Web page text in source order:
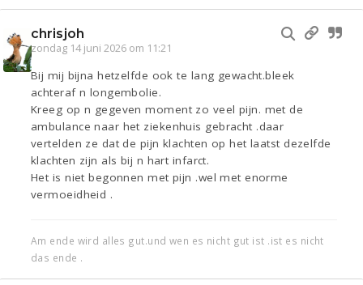
chrisjoh
zondag 14 juni 2026 om 11:21
Bij mij bijna hetzelfde ook te lang gewacht.bleek
achteraf n longembolie.
Kreeg op n gegeven moment zo veel pijn. met de
ambulance naar het ziekenhuis gebracht .daar
vertelden ze dat de pijn klachten op het laatst dezelfde
klachten zijn als bij n hart infarct.
Het is niet begonnen met pijn .wel met enorme
vermoeidheid .
Am ende wird alles gut.und wen es nicht gut ist .ist es nicht
das ende .